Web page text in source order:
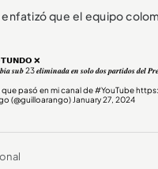
que el equipo
❌
𝒔𝒖𝒃 23 𝒆𝒍𝒊𝒎𝒊𝒏𝒂𝒅𝒂 𝒆𝒏 𝒔𝒐𝒍𝒐 𝒅𝒐𝒔 𝒑𝒂𝒓𝒕𝒊𝒅𝒐𝒔 𝒅𝒆𝒍
que pasó en mi canal de#YouTube
(@guilloarango) January 27, 2024